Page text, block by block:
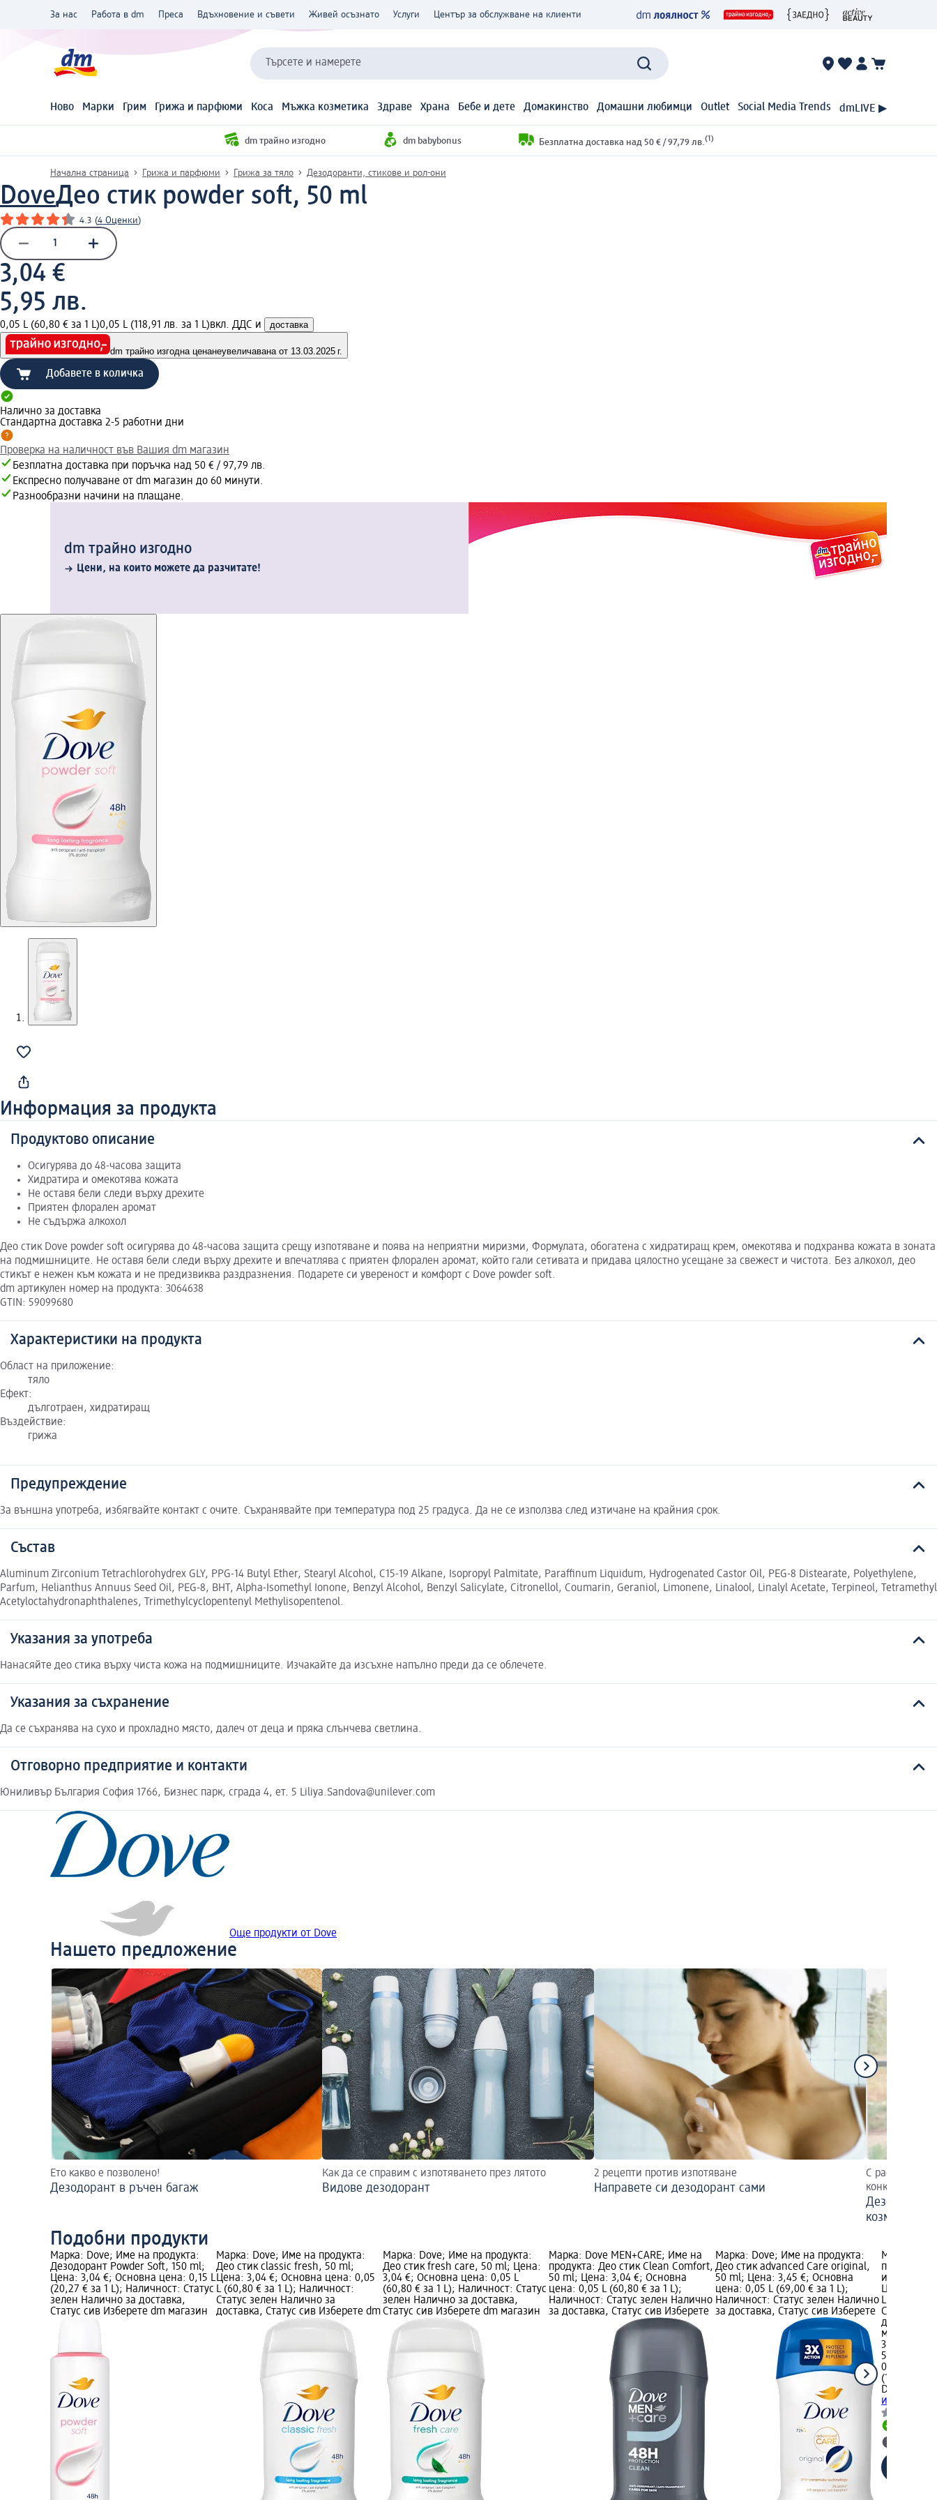
За нас Работа в dm Преса Вдъхновение и съвети Живей осъзнато Услуги Център за обслужване на клиенти
Търсете и намерете
Ново Марки Грим Грижа и парфюми Коса Мъжка козметика Здраве Храна Бебе и дете Домакинство Домашни любимци Outlet Social Media Trends dmLIVE ▶
dm трайно изгодно dm babybonus Безплатна доставка над 50 € / 97,79 лв. (1)
Начална страница Грижа и парфюми Грижа за тяло Дезодоранти, стикове и рол-они
DoveДео стик powder soft, 50 ml
4.3 (4 Оценки)
3,04 €
5,95 лв.
0,05 L (60,80 € за 1 L)0,05 L (118,91 лв. за 1 L)вкл. ДДС и доставка
dm трайно изгодна ценанеувеличавана от 13.03.2025 г.
Добавете в количка
Налично за доставка
Стандартна доставка 2-5 работни дни
Проверка на наличност във Вашия dm магазин
Безплатна доставка при поръчка над 50 € / 97,79 лв.
Експресно получаване от dm магазин до 60 минути.
Разнообразни начини на плащане.
dm трайно изгодно
Цени, на които можете да разчитате!
Информация за продукта
Продуктово описание
Осигурява до 48-часова защита
Хидратира и омекотява кожата
Не оставя бели следи върху дрехите
Приятен флорален аромат
Не съдържа алкохол
Део стик Dove powder soft осигурява до 48-часова защита срещу изпотяване и поява на неприятни миризми, Формулата, обогатена с хидратиращ крем, омекотява и подхранва кожата в зоната
на подмишниците. Не оставя бели следи върху дрехите и впечатлява с приятен флорален аромат, който гали сетивата и придава цялостно усещане за свежест и чистота. Без алкохол, део
стикът е нежен към кожата и не предизвиква раздразнения. Подарете си увереност и комфорт с Dove powder soft.
dm артикулен номер на продукта: 3064638
GTIN: 59099680
Характеристики на продукта
Област на приложение:
тяло
Ефект:
дълготраен, хидратиращ
Въздействие:
грижа
Предупреждение
За външна употреба, избягвайте контакт с очите. Съхранявайте при температура под 25 градуса. Да не се използва след изтичане на крайния срок.
Състав
Aluminum Zirconium Tetrachlorohydrex GLY, PPG-14 Butyl Ether, Stearyl Alcohol, C15-19 Alkane, Isopropyl Palmitate, Paraffinum Liquidum, Hydrogenated Castor Oil, PEG-8 Distearate, Polyethylene,
Parfum, Helianthus Annuus Seed Oil, PEG-8, BHT, Alpha-Isomethyl Ionone, Benzyl Alcohol, Benzyl Salicylate, Citronellol, Coumarin, Geraniol, Limonene, Linalool, Linalyl Acetate, Terpineol, Tetramethyl
Acetyloctahydronaphthalenes, Trimethylcyclopentenyl Methylisopentenol.
Указания за употреба
Нанасяйте део стика върху чиста кожа на подмишниците. Изчакайте да изсъхне напълно преди да се облечете.
Указания за съхранение
Да се съхранява на сухо и прохладно място, далеч от деца и пряка слънчева светлина.
Отговорно предприятие и контакти
Юниливър България София 1766, Бизнес парк, сграда 4, ет. 5 Liliya.Sandova@unilever.com
Още продукти от Dove
Нашето предложение
Ето какво е позволено!
Дезодорант в ръчен багаж
Как да се справим с изпотяването през лятото
Видове дезодорант
2 рецепти против изпотяване
Направете си дезодорант сами
С растителни
конкретния
козметика
Подобни продукти
Марка: Dove; Име на продукта:
Дезодорант Powder Soft, 150 ml;
Цена: 3,04 €; Основна цена: 0,15 L
(20,27 € за 1 L); Наличност: Статус
зелен Налично за доставка,
Статус сив Изберете dm магазин
Марка: Dove; Име на продукта:
Део стик classic fresh, 50 ml;
Цена: 3,04 €; Основна цена: 0,05
L (60,80 € за 1 L); Наличност:
Статус зелен Налично за
доставка, Статус сив Изберете dm
Марка: Dove; Име на продукта:
Део стик fresh care, 50 ml; Цена:
3,04 €; Основна цена: 0,05 L
(60,80 € за 1 L); Наличност: Статус
зелен Налично за доставка,
Статус сив Изберете dm магазин
Марка: Dove MEN+CARE; Име на
продукта: Део стик Clean Comfort,
50 ml; Цена: 3,04 €; Основна
цена: 0,05 L (60,80 € за 1 L);
Наличност: Статус зелен Налично
за доставка, Статус сив Изберете
Марка: Dove; Име на продукта:
Део стик advanced Care original,
50 ml; Цена: 3,45 €; Основна
цена: 0,05 L (69,00 € за 1 L);
Наличност: Статус зелен Налично
за доставка, Статус сив Изберете
Марка:
продукта:
Цена: 3,04
L (60,80 €
Статус
доставка,
магазин
3,04 €
5,95 лв.
0,05 L
(118,91 лв.
Dove